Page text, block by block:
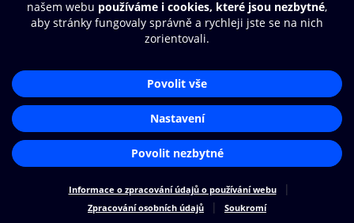
Nákupní řád
Přístupnost
Cookies
Nastavení cookies
Aplikace O2 Knihovna
Čti a poslouchej své e-knihy a
audioknihy rychleji a pohodlněji.